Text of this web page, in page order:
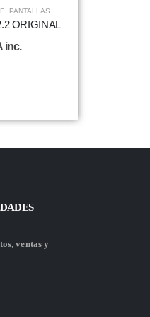
PANTALLAS
ORIGINAL
inc.
ventas y